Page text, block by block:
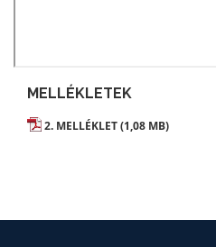
MELLÉKLETEK
2. MELLÉKLET (1,08 MB)